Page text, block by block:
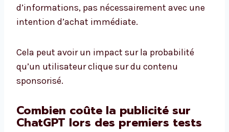
d’informations, pas nécessairement avec une
intention d’achat immédiate.
Cela peut avoir un impact sur la probabilité
qu’un utilisateur clique sur du contenu
sponsorisé.
Combien coûte la publicité sur
ChatGPT lors des premiers tests